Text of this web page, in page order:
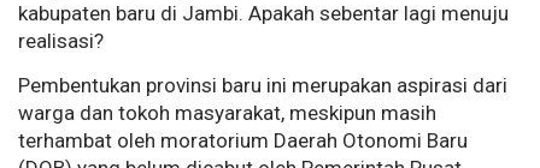
kabupaten baru di Jambi. Apakah sebentar lagi menuju
realisasi?
Pembentukan provinsi baru ini merupakan aspirasi dari
warga dan tokoh masyarakat, meskipun masih
terhambat oleh moratorium Daerah Otonomi Baru